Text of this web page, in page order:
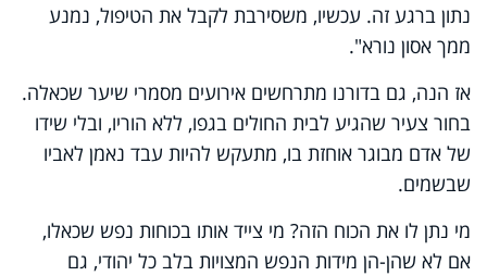
נתון ברגע זה. עכשיו, משסירבת לקבל את הטיפול, נמנע
ממך אסון נורא".
אז הנה, גם בדורנו מתרחשים אירועים מסמרי שיער שכאלה.
בחור צעיר שהגיע לבית החולים בגפו, ללא הוריו, ובלי שידו
של אדם מבוגר אוחזת בו, מתעקש להיות עבד נאמן לאביו
שבשמים.
מי נתן לו את הכוח הזה? מי צייד אותו בכוחות נפש שכאלו,
אם לא שהן-הן מידות הנפש המצויות בלב כל יהודי, גם